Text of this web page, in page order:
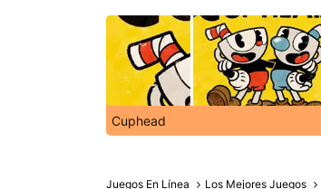
Cuphead
Juegos En Línea Los Mejores Juegos